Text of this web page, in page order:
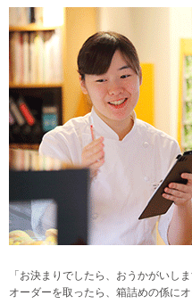
「お決まりでしたら、おうかがいしま
オーダーを取ったら、箱詰めの係に